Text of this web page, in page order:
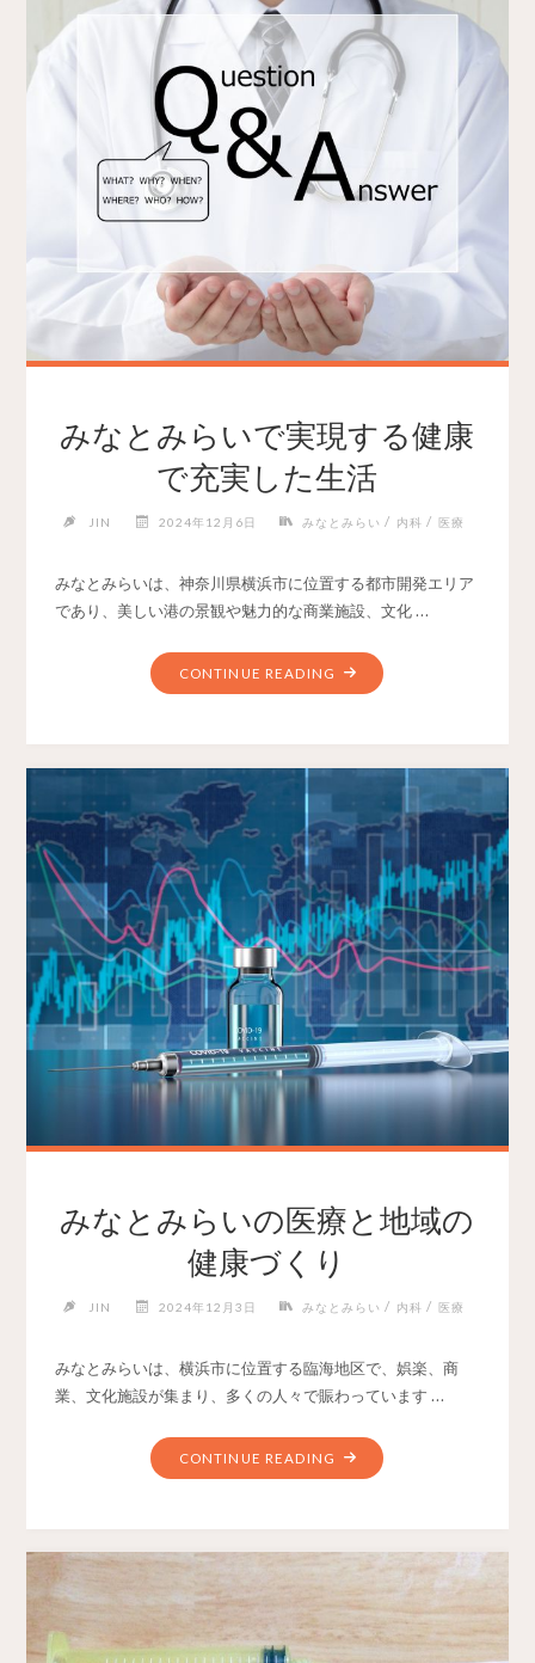
みなとみらいで実現する健康
で充実した生活
JIN 2024年12月6日 みなとみらい / 内科 / 医療
みなとみらいは、神奈川県横浜市に位置する都市開発エリア
であり、美しい港の景観や魅力的な商業施設、文化 …
CONTINUE READING
みなとみらいの医療と地域の
健康づくり
JIN 2024年12月3日 みなとみらい / 内科 / 医療
みなとみらいは、横浜市に位置する臨海地区で、娯楽、商
業、文化施設が集まり、多くの人々で賑わっています …
CONTINUE READING